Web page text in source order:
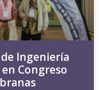
Ingeniería
Congreso